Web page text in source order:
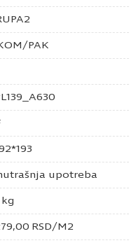
PAK
upotreba
kg
RSD/M2